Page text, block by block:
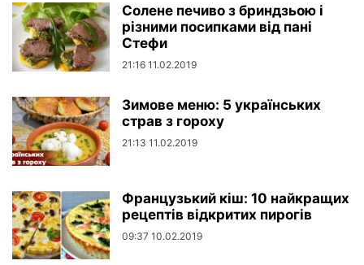
Солене печиво з бриндзьою і
різними посипками від пані
Стефи
21:16 11.02.2019
Зимове меню: 5 українських
страв з гороху
21:13 11.02.2019
Французький кіш: 10 найкращих
рецептів відкритих пирогів
09:37 10.02.2019